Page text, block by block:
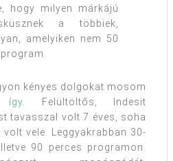
hogy milyen márkájú
a többiek,
amelyiken nem 50
kényes dolgokat mosom
így. Felültöltős, Indesit
tavasszal volt 7 éves, soha
vele. Leggyakrabban 30-
90 perces programon.